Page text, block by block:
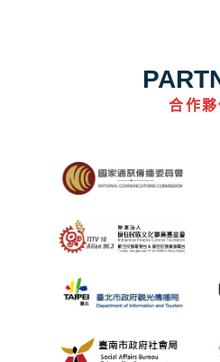
合作夥